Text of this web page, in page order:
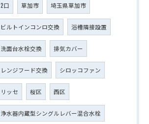
2口 草加市 埼玉県草加市
ビルトインコンロ交換 浴槽隣接設置
洗面台水栓交換 排気カバー
レンジフード交換 シロッコファン
リッセ 桜区 西区
浄水器内蔵型シングルレバー混合水栓